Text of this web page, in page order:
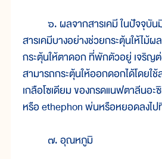
๖. ผลจากสารเคมี ในปัจจุบันมี
สารเคมีบางอย่างช่วยกระตุ้นให้ไม้
กระตุ้นให้ตาดอก ที่พักตัวอยู่ เจริญต่
สามารถกระตุ้นให้ออกดอกได้โดยใช้
เกลือโซเดียม ของกรดแนฟตาลีนอะ
หรือ ethephon พ่นหรือหยอดลงไ
๗. อุณหภูมิ